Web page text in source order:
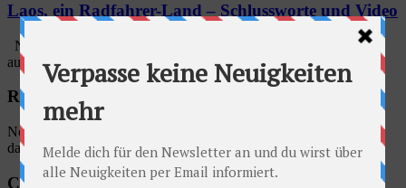
Laos, ein Radfahrer-Land – Schlussworte und Video
Nach unserem Zugtrip durch China haben wir uns schon richtig
auf das Radfahren in Laos gefreut. Daher haben wir auch zwei ...
Radschlag auf Facebook
No account found, Please enter the account ID available in the
dashboard
Categories